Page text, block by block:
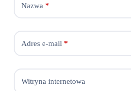
Nazwa *
Adres e-mail *
Witryna internetowa